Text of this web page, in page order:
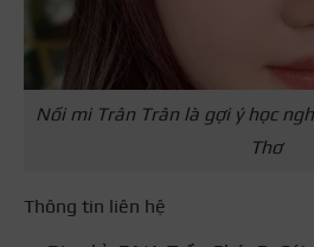
Nối mi Trân Trân là gợi ý học
Thơ
Thông tin liên hệ